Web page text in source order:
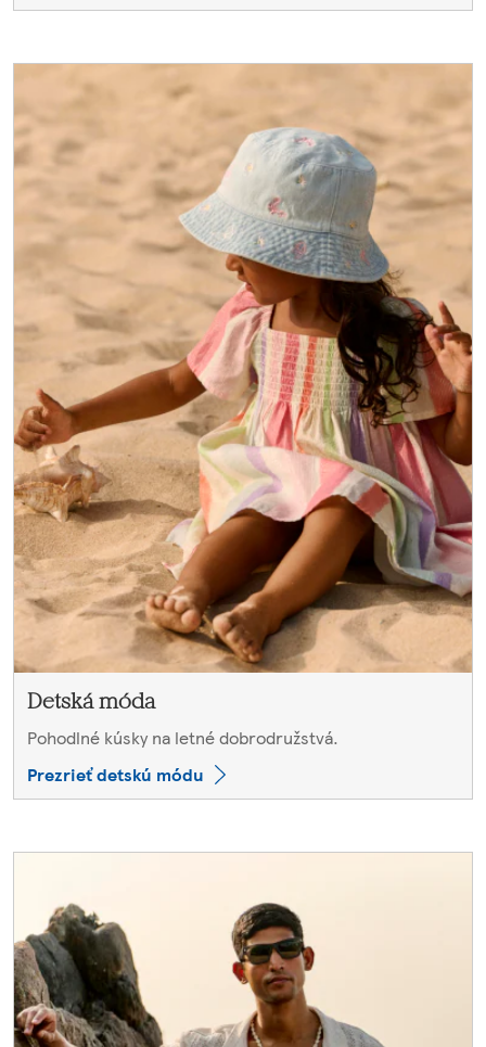
Detská móda
Pohodlné kúsky na letné dobrodružstvá.
Prezrieť detskú módu